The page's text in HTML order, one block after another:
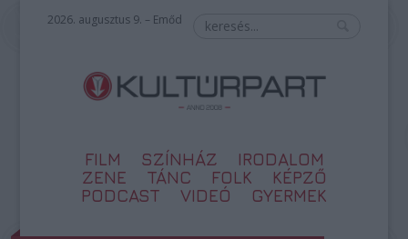
2026. augusztus 9. – Emőd
FILM SZÍNHÁZ
IRODALOM
ZENE
TÁNC FOLK
KÉPZŐ
PODCAST
VIDEÓ GYERMEK